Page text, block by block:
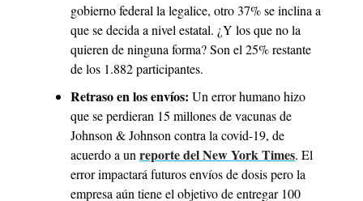
gobierno federal la legalice, otro 37% se inclina a
que se decida a nivel estatal. ¿Y los que no la
quieren de ninguna forma? Son el 25% restante
de los 1.882 participantes.
Retraso en los envíos: Un error humano hizo
que se perdieran 15 millones de vacunas de
Johnson & Johnson contra la covid-19, de
acuerdo a un reporte del New York Times. El
error impactará futuros envíos de dosis pero la
empresa aún tiene el objetivo de entregar 100